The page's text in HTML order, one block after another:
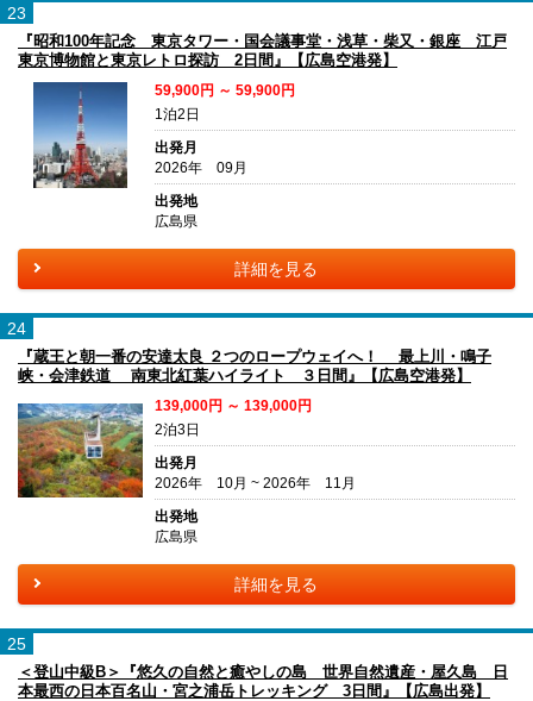
23
『昭和100年記念 東京タワー・国会議事堂・浅草・柴又・銀座 江戸
東京博物館と東京レトロ探訪 2日間』【広島空港発】
59,900円 ～ 59,900円
1泊2日
出発月
2026年 09月
出発地
広島県
詳細を見る
24
『蔵王と朝一番の安達太良 ２つのロープウェイへ！ 最上川・鳴子
峡・会津鉄道 南東北紅葉ハイライト ３日間』【広島空港発】
139,000円 ～ 139,000円
2泊3日
出発月
2026年 10月 ~ 2026年 11月
出発地
広島県
詳細を見る
25
＜登山中級B＞『悠久の自然と癒やしの島 世界自然遺産・屋久島 日
本最西の日本百名山・宮之浦岳トレッキング 3日間』【広島出発】